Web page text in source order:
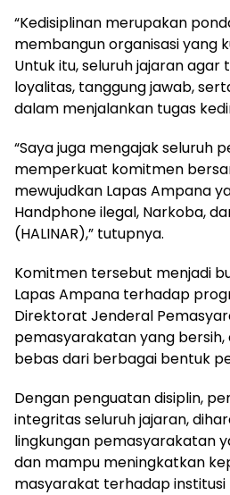
“Kedisiplinan merupakan
membangun organisasi yang
Untuk itu, seluruh jajaran agar
loyalitas, tanggung jawab,
dalam menjalankan tugas
“Saya juga mengajak seluruh
memperkuat komitmen
mewujudkan Lapas Ampana
Handphone ilegal, Narkoba,
(HALINAR),” tutupnya.
Komitmen tersebut menjadi
Lapas Ampana terhadap
Direktorat Jenderal
pemasyarakatan yang
bebas dari berbagai bentuk
Dengan penguatan disiplin,
integritas seluruh jajaran,
lingkungan pemasyarakatan
dan mampu meningkatkan
masyarakat terhadap